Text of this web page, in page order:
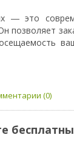
― это
позволяет
(0)